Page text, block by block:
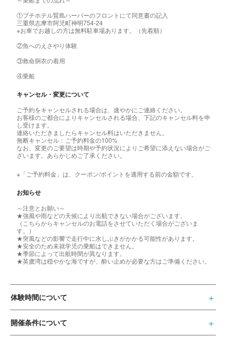
①プチホテル賢島ハーバーのフロントにて同意書の記入
三重県志摩市阿児町神明754‐24
※お車でお越しの方は無料駐車場あります。（先着順）
②魚へのえさやり体験
③救命胴衣の着用
④乗船
キャンセル・変更について
ご予約をキャンセルされる場合は、速やかにご連絡ください。
お客様のご都合によりキャンセルされる場合、下記のキャンセル料を申
し受けます。
連絡いただきましたらキャンセル料はいただきません。
無断キャンセル：ご予約料金の100%
なお、変更のご要望は時期や予約状況によりご希望に添えない場合がご
ざいます。あらかじめご了承ください。
※「ご予約料金」は、クーポン/ポイントを適用する前の金額です。
お知らせ
～注意とお願い～
★強風や雨などの天候により出航できない場合がございます。
（こちらからキャンセルのお電話をさせていただく場合がございま
す。）
★突風などの影響で走行中に水しぶきがかかる可能性があります。
★安全のため未就学児の乗船はできません。
★季節によって出航時間が異なります。
★英虞湾は穏やかな海ですが、酔い止めが必要な方はご準備ください。
体験時間について
開催条件について